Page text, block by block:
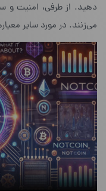
دهید. از طرفی، امنیت
می‌زنند. در مورد سایر